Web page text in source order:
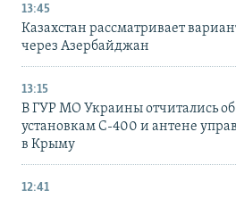
13:45
Казахстан рассматривает
через Азербайджан
13:15
В ГУР МО Украины отчитались об
установкам С-400 и антене
в Крыму
12:41